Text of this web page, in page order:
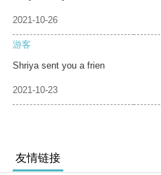
2021-10-26
游客
Shriya sent you a frien
2021-10-23
友情链接